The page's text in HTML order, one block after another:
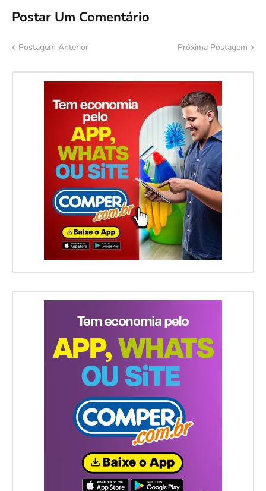
Postar Um Comentário
Postagem Anterior Próxima Postagem